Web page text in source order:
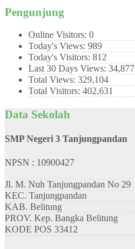
Pengunjung
Online Visitors: 0
Today's Views: 989
Today's Visitors: 812
Last 30 Days Views: 34,877
Total Views: 329,104
Total Visitors: 402,631
Data Sekolah
SMP Negeri 3 Tanjungpandan
NPSN : 10900427
Jl. M. Nuh Tanjungpandan No 29
KEC. Tanjungpandan
KAB. Belitung
PROV. Kep. Bangka Belitung
KODE POS 33412